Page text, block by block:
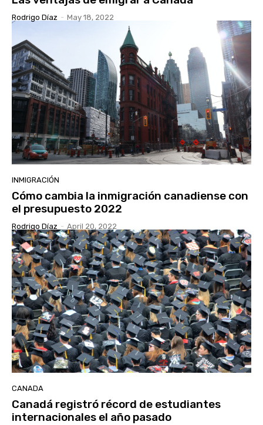
Rodrigo Díaz - May 18, 2022
INMIGRACIÓN
Cómo cambia la inmigración canadiense con
el presupuesto 2022
Rodrigo Díaz - April 20, 2022
CANADA
Canadá registró récord de estudiantes
internacionales el año pasado